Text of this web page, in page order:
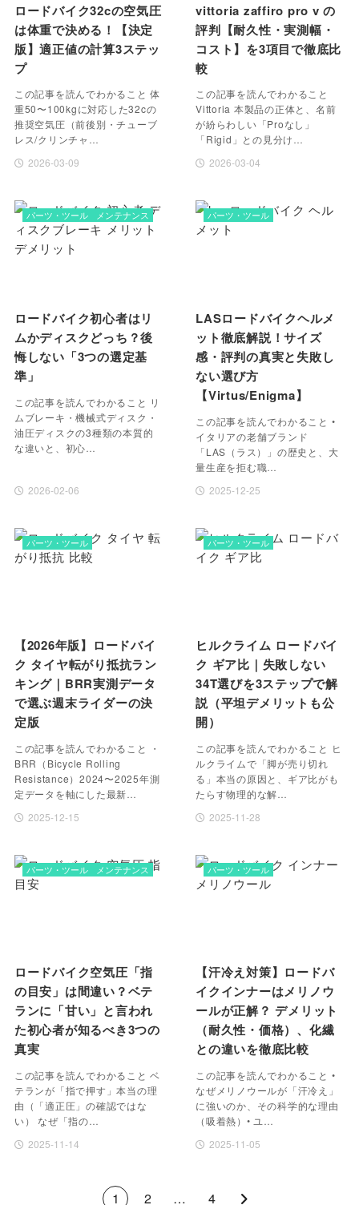
ロードバイク32cの空気圧
は体重で決める！【決定
版】適正値の計算3ステッ
プ
この記事を読んでわかること 体
重50〜100kgに対応した32cの
推奨空気圧（前後別・チューブ
レス/クリンチャ…
2026-03-09
vittoria zaffiro pro v の
評判【耐久性・実測幅・
コスト】を3項目で徹底比
較
この記事を読んでわかること
Vittoria 本製品の正体と、名前
が紛らわしい「Proなし」
「Rigid」との見分け…
2026-03-04
ロードバイク初心者はリ
ムかディスクどっち？後
悔しない「3つの選定基
準」
この記事を読んでわかること リ
ムブレーキ・機械式ディスク・
油圧ディスクの3種類の本質的
な違いと、初心…
2026-02-06
パーツ・ツール メンテナンス
LASロードバイクヘルメ
ット徹底解説！サイズ
感・評判の真実と失敗し
ない選び方
【Virtus/Enigma】
この記事を読んでわかること •
イタリアの老舗ブランド
「LAS（ラス）」の歴史と、大
量生産を拒む職…
2025-12-25
パーツ・ツール
【2026年版】ロードバイ
ク タイヤ転がり抵抗ラン
キング｜BRR実測データ
で選ぶ週末ライダーの決
定版
この記事を読んでわかること ・
BRR（Bicycle Rolling
Resistance）2024〜2025年測
定データを軸にした最新…
2025-12-15
パーツ・ツール
ヒルクライム ロードバイ
ク ギア比｜失敗しない
34T選びを3ステップで解
説（平坦デメリットも公
開）
この記事を読んでわかること ヒ
ルクライムで「脚が売り切れ
る」本当の原因と、ギア比がも
たらす物理的な解…
2025-11-28
パーツ・ツール
ロードバイク空気圧「指
の目安」は間違い？ベテ
ランに「甘い」と言われ
た初心者が知るべき3つの
真実
この記事を読んでわかること ベ
テランが「指で押す」本当の理
由（「適正圧」の確認ではな
い） なぜ「指の…
2025-11-14
パーツ・ツール メンテナンス
【汗冷え対策】ロードバ
イクインナーはメリノウ
ールが正解？ デメリット
（耐久性・価格）、化繊
との違いを徹底比較
この記事を読んでわかること •
なぜメリノウールが「汗冷え」
に強いのか、その科学的な理由
（吸着熱）• ユ…
2025-11-05
パーツ・ツール
1 2 … 4